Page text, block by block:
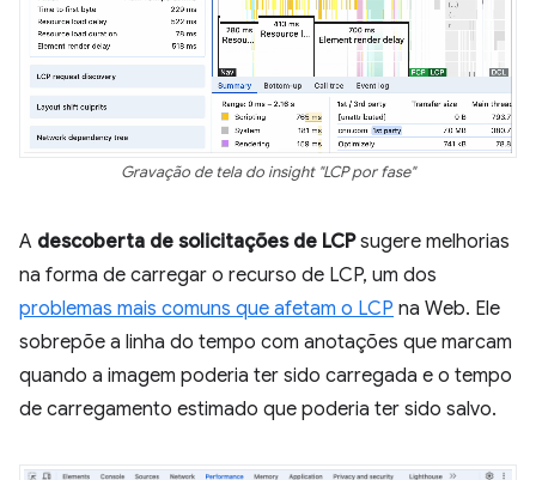
Gravação de tela do insight "LCP por fase"
A descoberta de solicitações de LCPsugere melhorias
na forma de carregar o recurso de LCP, um dos
problemas mais comuns que afetam o LCP na Web. Ele
sobrepõe a linha do tempo com anotações que marcam
quando a imagem poderia ter sido carregada e o tempo
de carregamento estimado que poderia ter sido salvo.